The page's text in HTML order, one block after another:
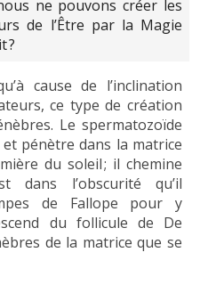
ne pouvons créer les
de l’Être par la Magie
?
cause de l’inclination
ce type de création
Le spermatozoïde
pénètre dans la matrice
du soleil ; il chemine
dans l’obscurité qu’il
de Fallope pour y
du follicule de De
de la matrice que se